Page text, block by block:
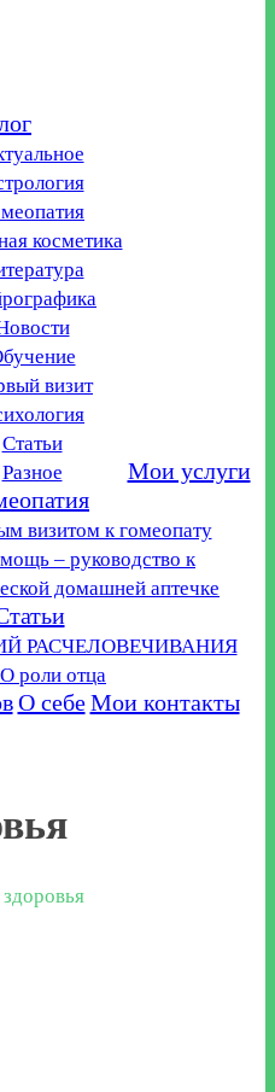
косметика
визит
Статьи
Разное
Мои услуги
визитом к гомеопату
– руководство к
домашней аптечке
РАСЧЕЛОВЕЧИВАНИЯ
О роли отца
О себе Мои контакты